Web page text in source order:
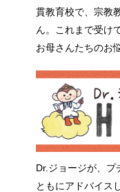
貫教育校で、宗教
ん。これまで受け
お母さんたちのお
Dr.ジョージが、プ
ともにアドバイス